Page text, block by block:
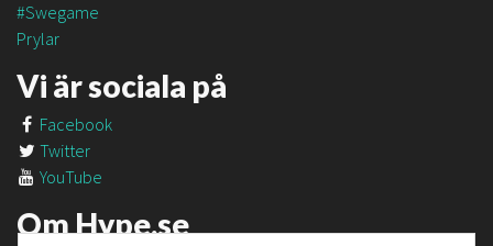
#Swegame
Prylar
Vi är sociala på
Facebook
Twitter
YouTube
Om Hype.se